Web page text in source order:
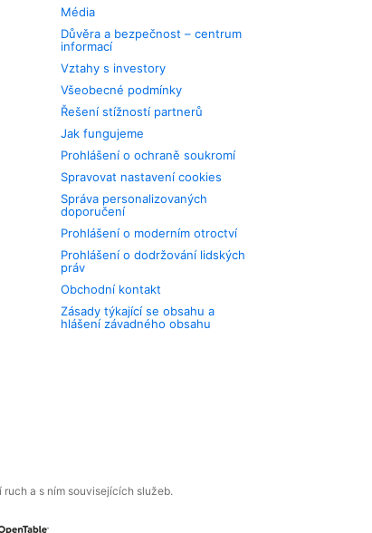
Média
Důvěra a bezpečnost – centrum
informací
Vztahy s investory
Všeobecné podmínky
Řešení stížností partnerů
Jak fungujeme
Prohlášení o ochraně soukromí
Spravovat nastavení cookies
Správa personalizovaných
doporučení
Prohlášení o moderním otroctví
Prohlášení o dodržování lidských
práv
Obchodní kontakt
Zásady týkající se obsahu a
hlášení závadného obsahu
a s ním souvisejících služeb.